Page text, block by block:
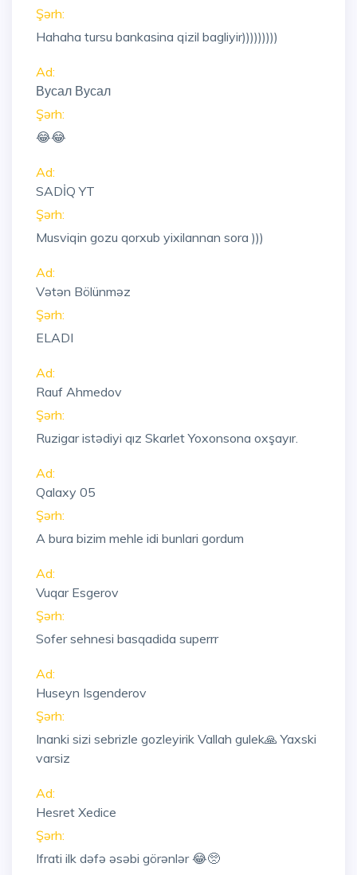
Şərh:
Hahaha tursu bankasina qizil bagliyir)))))))))
Ad:
Вусал Вусал
Şərh:
😂😂
Ad:
SADİQ YT
Şərh:
Musviqin gozu qorxub yixilannan sora )))
Ad:
Vətən Bölünməz
Şərh:
ELADI
Ad:
Rauf Ahmedov
Şərh:
Ruzigar istədiyi qız Skarlet Yoxonsona oxşayır.
Ad:
Qalaxy 05
Şərh:
A bura bizim mehle idi bunlari gordum
Ad:
Vuqar Esgerov
Şərh:
Sofer sehnesi basqadida superrr
Ad:
Huseyn Isgenderov
Şərh:
Inanki sizi sebrizle gozleyirik Vallah gulek🙏 Yaxski
varsiz
Ad:
Hesret Xedice
Şərh:
Ifrati ilk dəfə əsəbi görənlər 😂🥺